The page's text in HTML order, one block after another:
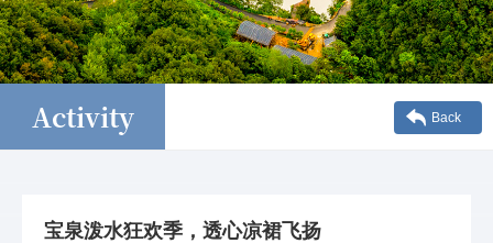
Activity Back
宝泉泼水狂欢季，透心凉裙飞扬